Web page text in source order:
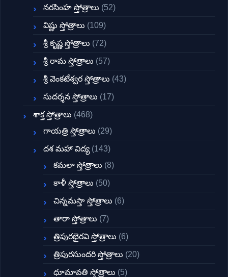
నరసింహ స్తోత్రాలు (52)
విష్ణు స్తోత్రాలు (109)
శ్రీ కృష్ణ స్తోత్రాలు (72)
శ్రీ రామ స్తోత్రాలు (57)
శ్రీ వెంకటేశ్వర స్తోత్రాలు (43)
సుదర్శన స్తోత్రాలు (17)
శాక్త స్తోత్రాలు (468)
గాయత్రి స్తోత్రాలు (29)
దశ మహా విద్య (143)
కమలా స్తోత్రాలు (8)
కాళీ స్తోత్రాలు (50)
చిన్నమస్తా స్తోత్రాలు (6)
తారా స్తోత్రాలు (7)
త్రిపురభైరవి స్తోత్రాలు (6)
త్రిపురసుందరి స్తోత్రాలు (20)
ధూమావతి స్తోత్రాలు (5)